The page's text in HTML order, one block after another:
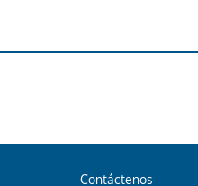
Contáctenos